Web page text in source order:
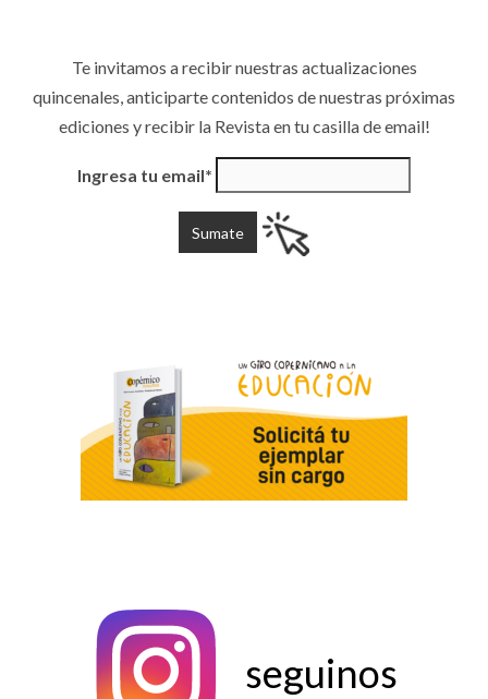
Te invitamos a recibir nuestras actualizaciones
quincenales, anticiparte contenidos de nuestras próximas
ediciones y recibir la Revista en tu casilla de email!
Ingresa tu email*
seguinos